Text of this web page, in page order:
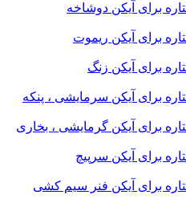
دوشاخه
ریموت
زنگ
سرمایشی ، پنکه
گرمایشی ، بخاری
سرپیچ
فنر سیم کشی